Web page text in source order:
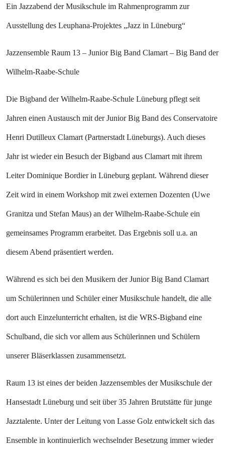
Ein Jazzabend der Musikschule im Rahmenprogramm zur
Ausstellung des Leuphana-Projektes „Jazz in Lüneburg“
Jazzensemble Raum 13 – Junior Big Band Clamart – Big Band der
Wilhelm-Raabe-Schule
Die Bigband der Wilhelm-Raabe-Schule Lüneburg pflegt seit
Jahren einen Austausch mit derJunior Big Band des Conservatoire
Henri Dutilleux Clamart (Partnerstadt Lüneburgs). Auch dieses
Jahr ist wieder ein Besuch der Bigband aus Clamart mit ihrem
Leiter Dominique Bordier in Lüneburg geplant. Während dieser
Zeit wird in einem Workshop mit zwei externen Dozenten (Uwe
Granitza und Stefan Maus) an der Wilhelm-Raabe-Schule ein
gemeinsames Programm erarbeitet. Das Ergebnis soll u.a. an
diesem Abend präsentiert werden.
Während es sich bei den Musikern der Junior Big Band Clamart
um Schülerinnen und Schüler einer Musikschule handelt, die alle
dort auch Einzelunterricht erhalten, ist die WRS-Bigband eine
Schulband, die sich vor allem aus Schülerinnen und Schülern
unserer Bläserklassen zusammensetzt.
Raum 13 ist eines der beiden Jazzensembles der Musikschule der
Hansestadt Lüneburg und seit über 35 Jahren Brutstätte für junge
Jazztalente. Unter der Leitung von Lasse Golz entwickelt sich das
Ensemble in kontinuierlich wechselnder Besetzung immer wieder